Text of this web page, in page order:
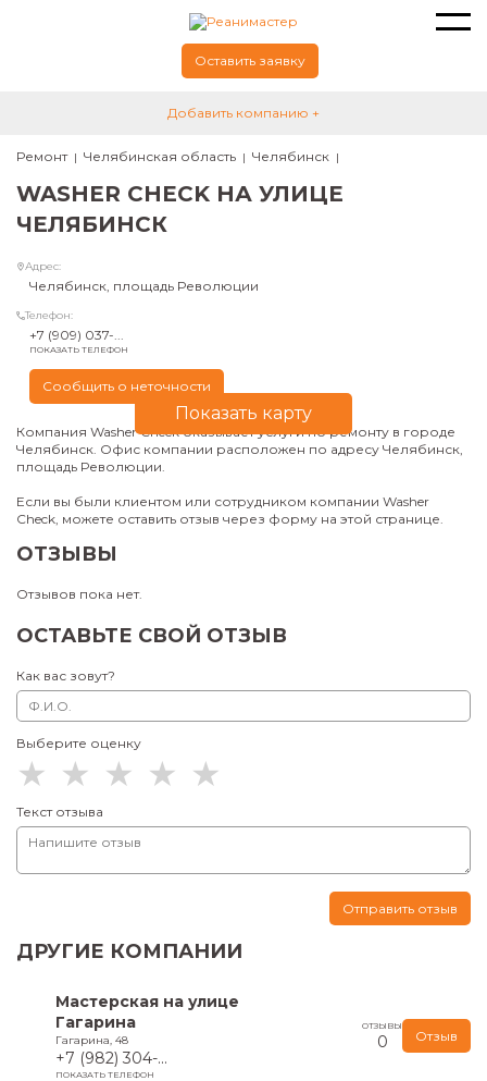
Оставить заявку
Добавить компанию +
Ремонт Челябинская область Челябинск
WASHER CHECK НА УЛИЦЕ
ЧЕЛЯБИНСК
Адрес:
Челябинск, площадь Революции
Телефон:
+7 (909) 037-...
ПОКАЗАТЬ ТЕЛЕФОН
Сообщить о неточности
Показать карту
Компания Washer Check оказывает услуги по ремонту в городе
Челябинск. Офис компании расположен по адресу Челябинск,
площадь Революции.
Если вы были клиентом или сотрудником компании Washer
Check, можете оставить отзыв через форму на этой странице.
ОТЗЫВЫ
Отзывов пока нет.
ОСТАВЬТЕ СВОЙ ОТЗЫВ
Как вас зовут?
Выберите оценку
Текст отзыва
Отправить отзыв
ДРУГИЕ КОМПАНИИ
Мастерская на улице
Гагарина
Гагарина, 48
+7 (982) 304-...
ПОКАЗАТЬ ТЕЛЕФОН
ОТЗЫВЫ
0 Отзыв